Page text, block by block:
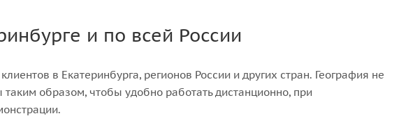
и по всей России
в Екатеринбурга, регионов России и других стран. География не
образом, чтобы удобно работать дистанционно, при